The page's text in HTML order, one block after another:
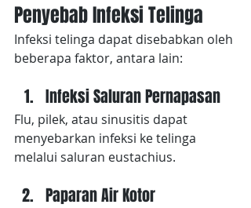
Penyebab Infeksi Telinga
Infeksi telinga dapat disebabkan oleh
beberapa faktor, antara lain:
Infeksi Saluran Pernapasan
Flu, pilek, atau sinusitis dapat
menyebarkan infeksi ke telinga
melalui saluran eustachius.
Paparan Air Kotor